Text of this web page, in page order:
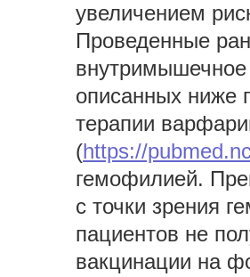
увеличением
Проведенные
описанных ниже
терапии
(https://
гемофилией.
с точки зрения
пациентов не
вакцинации на